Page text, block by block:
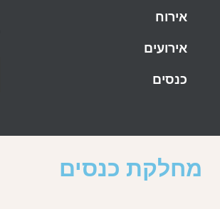
אירוח
אירועים
כנסים
מחלקת כנסים